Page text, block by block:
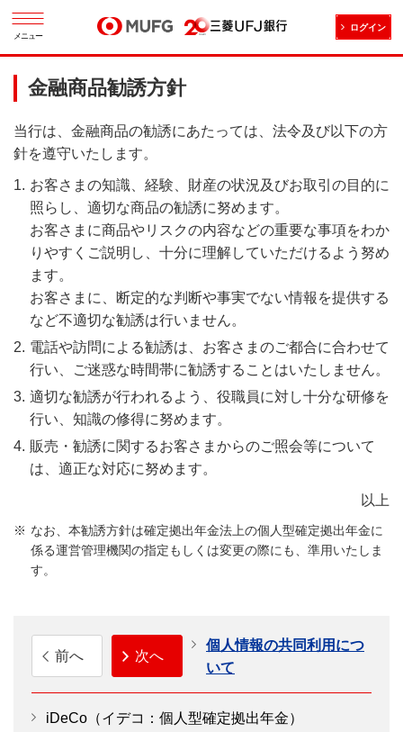
メニュー
ログイン
金融商品勧誘方針
当行は、金融商品の勧誘にあたっては、法令及び以下の方
針を遵守いたします。
お客さまの知識、経験、財産の状況及びお取引の目的に
照らし、適切な商品の勧誘に努めます。
お客さまに商品やリスクの内容などの重要な事項をわか
りやすくご説明し、十分に理解していただけるよう努め
ます。
お客さまに、断定的な判断や事実でない情報を提供する
など不適切な勧誘は行いません。
電話や訪問による勧誘は、お客さまのご都合に合わせて
行い、ご迷惑な時間帯に勧誘することはいたしません。
適切な勧誘が行われるよう、役職員に対し十分な研修を
行い、知識の修得に努めます。
販売・勧誘に関するお客さまからのご照会等について
は、適正な対応に努めます。
以上
なお、本勧誘方針は確定拠出年金法上の個人型確定拠出年金に
係る運営管理機関の指定もしくは変更の際にも、準用いたしま
す。
前へ 次へ
個人情報の共同利用につ
いて
iDeCo（イデコ：個人型確定拠出年金）